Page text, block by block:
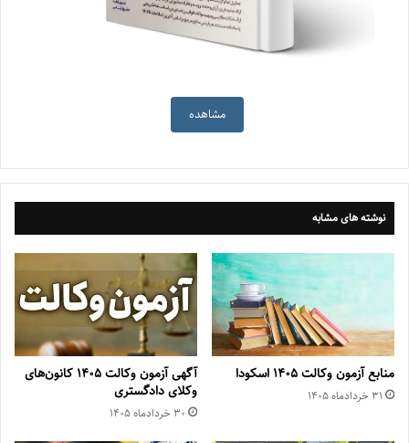
مشاهده
نوشته های مشابه
منابع آزمون وکالت ۱۴۰۵ اسکودا
۳۱ خرداد‌ماه ۱۴۰۵
آگهی آزمون وکالت ۱۴۰۵ کانون‌های
وکلای دادگستری
۳۰ خرداد‌ماه ۱۴۰۵